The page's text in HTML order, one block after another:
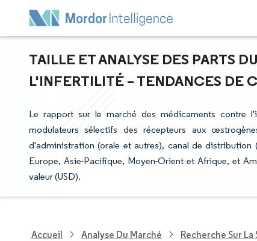
TAILLE ET ANALYSE DES PARTS
L'INFERTILITÉ – TENDANCES DE
Le rapport sur le marché des médicaments contre
modulateurs sélectifs des récepteurs aux
d'administration (orale et autres), canal de
Europe, Asie-Pacifique, Moyen-Orient et Afrique, et
valeur (USD).
Accueil Analyse Du Marché Recherche Sur La